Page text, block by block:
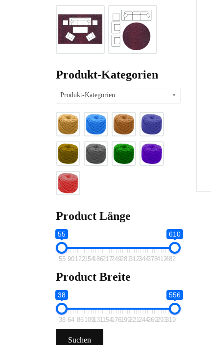
Produkt-Kategorien
Produkt-Kategorien
Product Länge
55 610
55 90122154186217249281312344378412482
Product Breite
38 556
38 64 86109131154176199221244269293319
Suchen